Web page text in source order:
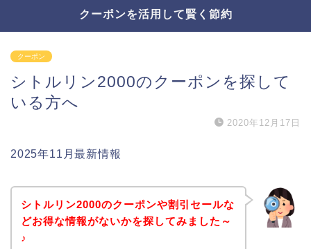
クーポンを活用して賢く節約
クーポン
シトルリン2000のクーポンを探して
いる方へ
2020年12月17日
2025年11月最新情報
シトルリン2000のクーポンや割引セールな
どお得な情報がないかを探してみました～
♪